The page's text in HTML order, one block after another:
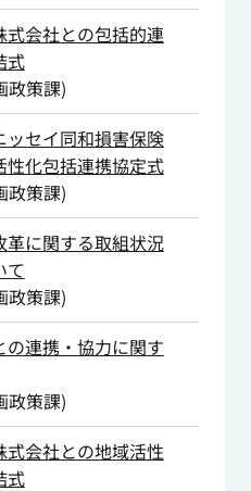
会社との包括的連
式
政策課)
セイ同和損害保険
化包括連携協定式
政策課)
に関する取組状況
て
政策課)
連携・協力に関す
政策課)
会社との地域活性
式